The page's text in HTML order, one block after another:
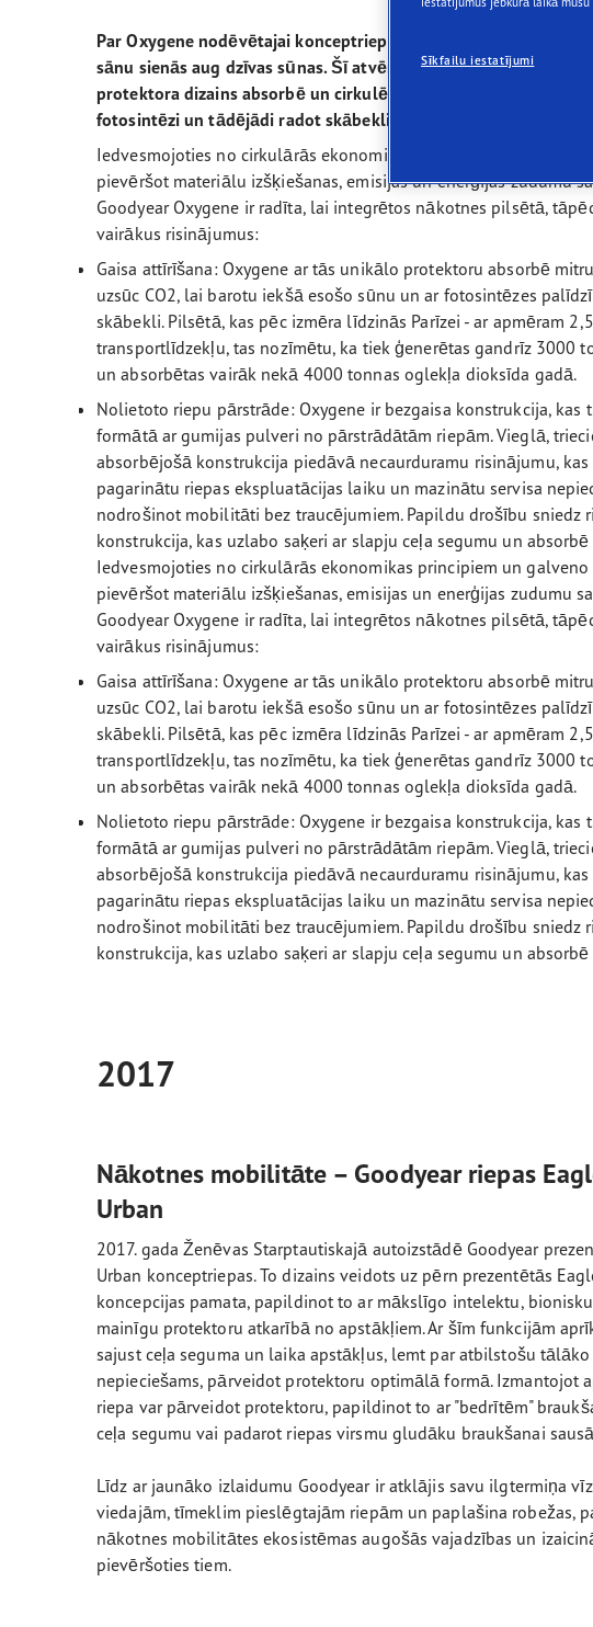
UltraGrip Arctic 2
Par Oxygene nodēvētajai konceptriepai ir unikāla konstrukcija,
sānu sienās aug dzīvas sūnas. Šī atvērtā konstrukcija un īpašais
protektora dizains absorbē un cirkulē mitrumu no ceļa virsmas,
fotosintēzi un tādējādi radot skābekli.
Iedvesmojoties no cirkulārās ekonomikas principiem un galveno
pievēršot materiālu izšķiešanas, emisijas un enerģijas zudumu
Goodyear Oxygene ir radīta, lai integrētos nākotnes pilsētā,
vairākus risinājumus:
Gaisa attīrīšana: Oxygene ar tās unikālo protektoru absorbē
uzsūc CO2, lai barotu iekšā esošo sūnu un ar fotosintēzes
skābekli. Pilsētā, kas pēc izmēra līdzinās Parīzei - ar apmēram
transportlīdzekļu, tas nozīmētu, ka tiek ģenerētas gandrīz 3000
un absorbētas vairāk nekā 4000 tonnas oglekļa dioksīda gadā.
Nolietoto riepu pārstrāde: Oxygene ir bezgaisa konstrukcija, kas
formātā ar gumijas pulveri no pārstrādātām riepām. Vieglā,
absorbējošā konstrukcija piedāvā necaurduramu risinājumu, kas
pagarinātu riepas ekspluatācijas laiku un mazinātu servisa
nodrošinot mobilitāti bez traucējumiem. Papildu drošību sniedz
konstrukcija, kas uzlabo saķeri ar slapju ceļa segumu un absorbē
Iedvesmojoties no cirkulārās ekonomikas principiem un galveno
pievēršot materiālu izšķiešanas, emisijas un enerģijas zudumu
Goodyear Oxygene ir radīta, lai integrētos nākotnes pilsētā,
vairākus risinājumus:
Gaisa attīrīšana: Oxygene ar tās unikālo protektoru absorbē
uzsūc CO2, lai barotu iekšā esošo sūnu un ar fotosintēzes
skābekli. Pilsētā, kas pēc izmēra līdzinās Parīzei - ar apmēram
transportlīdzekļu, tas nozīmētu, ka tiek ģenerētas gandrīz 3000
un absorbētas vairāk nekā 4000 tonnas oglekļa dioksīda gadā.
Nolietoto riepu pārstrāde: Oxygene ir bezgaisa konstrukcija, kas
formātā ar gumijas pulveri no pārstrādātām riepām. Vieglā,
absorbējošā konstrukcija piedāvā necaurduramu risinājumu, kas
pagarinātu riepas ekspluatācijas laiku un mazinātu servisa
nodrošinot mobilitāti bez traucējumiem. Papildu drošību sniedz
konstrukcija, kas uzlabo saķeri ar slapju ceļa segumu un
2017
Nākotnes mobilitāte – Goodyear riepas
Urban
2017. gada Ženēvas Starptautiskajā autoizstādē Goodyear
Urban konceptriepas. To dizains veidots uz pērn prezentētās
koncepcijas pamata, papildinot to ar mākslīgo intelektu,
mainīgu protektoru atkarībā no apstākļiem. Ar šīm funkcijām
sajust ceļa seguma un laika apstākļus, lemt par atbilstošu
nepieciešams, pārveidot protektoru optimālā formā. Izmantojot
riepa var pārveidot protektoru, papildinot to ar "bedrītēm"
ceļa segumu vai padarot riepas virsmu gludāku braukšanai
Līdz ar jaunāko izlaidumu Goodyear ir atklājis savu ilgtermiņa
viedajām, tīmeklim pieslēgtajām riepām un paplašina robežas,
nākotnes mobilitātes ekosistēmas augošās vajadzības un
pievēršoties tiem.
Sīkfailu iestatījumi